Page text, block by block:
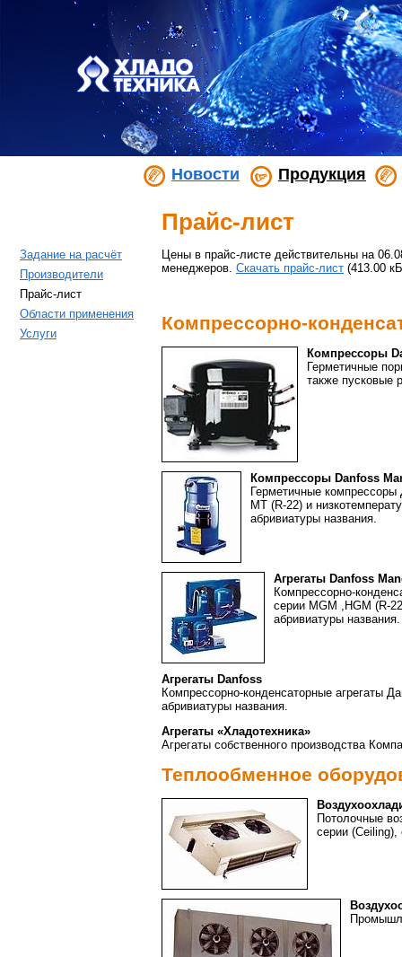
Новости Продукция
Прайс-лист
Задание на расчёт
Производители
Прайс-лист
Области применения
Услуги
Цены в прайс-листе действительны на
менеджеров. Скачать прайс-лист (413.00
Компрессорно-
Компрессоры
Герметичные
также пусковые
Компрессоры Danfoss
Герметичные
МТ (R-22) и
абривиатуры названия.
Агрегаты Danfoss
Компрессорно-
серии МGM ,HGM (R-
абривиатуры
Агрегаты Danfoss
Компрессорно-конденсаторные агрегаты
абривиатуры названия.
Агрегаты «Хладотехника»
Агрегаты собственного производства
Теплообменное
Потолочные
серии